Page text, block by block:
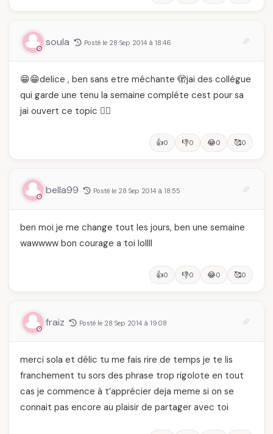
soula Posté le 28 Sep 2014 à 18:46
😁😁delice , ben sans etre méchante 🫣jai des collégue
qui garde une tenu la semaine compléte cest pour sa
jai ouvert ce topic 😵‍💫
👍0 👎0 😂0 🥰0
bella99 Posté le 28 Sep 2014 à 18:55
ben moi je me change tout les jours, ben une semaine
wawwww bon courage a toi lollll
👍0 👎0 😂0 🥰0
fraiz Posté le 28 Sep 2014 à 19:08
merci sola et délic tu me fais rire de temps je te lis
franchement tu sors des phrase trop rigolote en tout
cas je commence à t’apprécier deja meme si on se
connait pas encore au plaisir de partager avec toi